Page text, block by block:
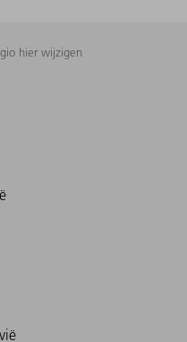
hier wijzigen